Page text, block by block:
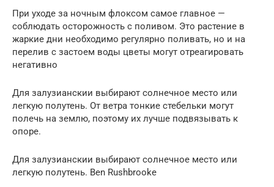
При уходе за ночным флоксом самое главное —
соблюдать осторожность с поливом. Это растение в
жаркие дни необходимо регулярно поливать, но и на
перелив с застоем воды цветы могут отреагировать
негативно
Для залузианскии выбирают солнечное место или
легкую полутень. От ветра тонкие стебельки могут
полечь на землю, поэтому их лучше подвязывать к
опоре.
Для залузианскии выбирают солнечное место или
легкую полутень. Ben Rushbrooke